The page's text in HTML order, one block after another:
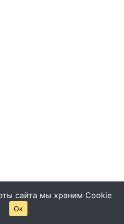
-Помощь
сайта мы храним Cookie
Ок